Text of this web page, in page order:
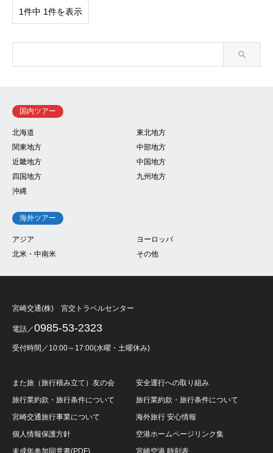
1件中 1件を表示
国内ツアー
北海道
東北地方
関東地方
中部地方
近畿地方
中国地方
四国地方
九州地方
沖縄
海外ツアー
アジア
ヨーロッパ
北米・中南米
その他
宮崎交通(株) 宮交トラベルセンター
電話／0985-53-2323
受付時間／10:00～17:00(水曜・土曜休み)
また旅（旅行積み立て）友の会
旅行業約款・旅行条件について
宮崎交通旅行事業について
個人情報保護方針
未成年参加同意書(PDF)
安全運行への取り組み
旅行業約款・旅行条件について
海外旅行 安心情報
空港ホームページリンク集
宮崎空港 時刻表